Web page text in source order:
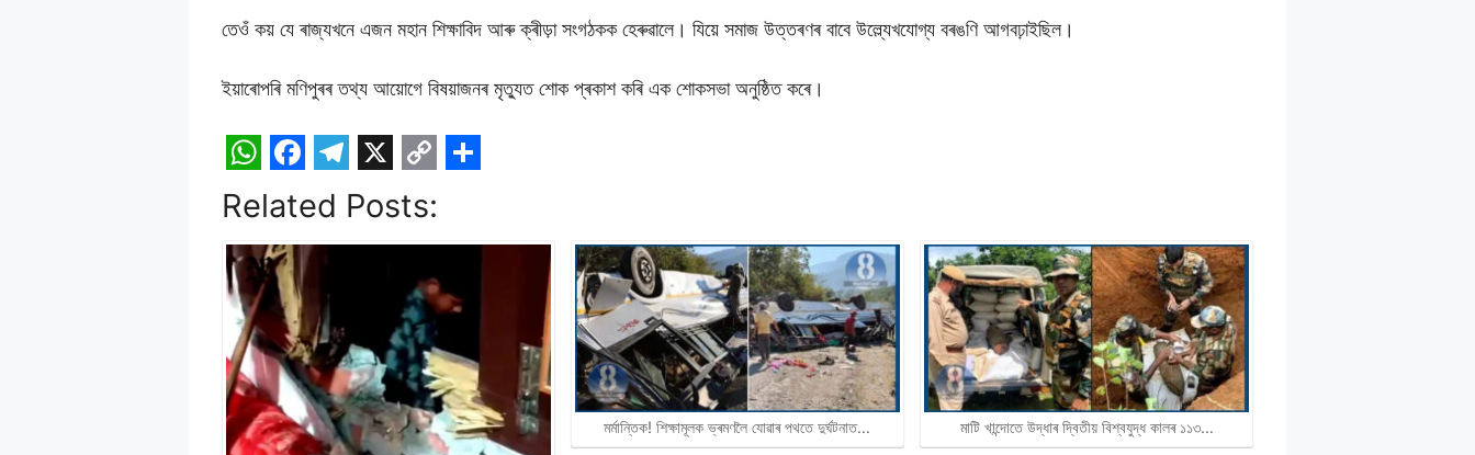
তেওঁ কয় যে ৰাজ্যখনে এজন মহান শিক্ষাবিদ আৰু ক্ৰীড়া সংগঠকক হেৰুৱালে। যিয়ে সমাজ উত্তৰণৰ বাবে উল্ল্যেখযোগ্য বৰঙণি আগবঢ়াইছিল।
ইয়াৰোপৰি মণিপুৰৰ তথ্য আয়োগে বিষয়াজনৰ মৃত্যুত শোক প্ৰকাশ কৰি এক শোকসভা অনুষ্ঠিত কৰে।
W
h
a
t
s
A
p
p
F
a
c
e
b
o
o
k
T
e
l
e
g
r
a
m
X
C
o
p
y
L
i
n
k
a
r
e
Related Posts:
মৰ্মান্তিক! শিক্ষামূলক ভ্ৰমণলৈ যোৱাৰ পথতে দুৰ্ঘটনাত… মাটি খান্দোতে উদ্ধাৰ দ্বিতীয় বিশ্বযুদ্ধ কালৰ ১১৩…